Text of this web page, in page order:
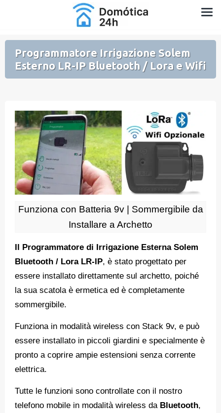
Domotica per Casa e Giardino
Programmatore Irrigazione Solem
Esterno LR-IP Bluetooth / Lora e Wifi
Funziona con Batteria 9v | Sommergibile da
Installare a Archetto
Il Programmatore di Irrigazione Esterna Solem
Bluetooth / Lora LR-IP, è stato progettato per
essere installato direttamente sul archetto, poiché
la sua scatola è ermetica ed è completamente
sommergibile.
Funziona in modalità wireless con Stack 9v, e può
essere installato in piccoli giardini e specialmente è
pronto a coprire ampie estensioni senza corrente
elettrica.
Tutte le funzioni sono controllate con il nostro
telefono mobile in modalità wireless da Bluetooth,